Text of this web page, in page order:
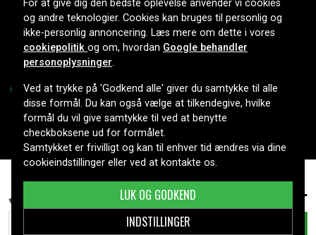
Lenovo IdeaPad 100-15IBY(80MJ00CQGE), 10,8V,
319 kr.
TILFØJ TIL KURV
LEVERINGSMULIGHEDER
Copyright © 2026, Spares Nordic AB
For at give dig den bedste oplevelse anvender vi cookies
og andre teknologier. Cookies kan bruges til personlig og
ikke-personlig annoncering. Læs mere om dette i vores
cookiepolitik og om, hvordan Google behandler
personoplysninger.
Ved at trykke på 'Godkend alle' giver du samtykke til alle
disse formål. Du kan også vælge at tilkendegive, hvilke
formål du vil give samtykke til ved at benytte
checkboksene ud for formålet.
Samtykket er frivilligt og kan til enhver tid ændres via dine
cookieindstillinger eller ved at kontakte os.
INDSTILLINGER
LUK OG GODKEND